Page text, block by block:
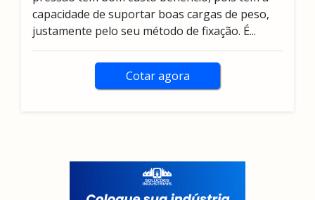
capacidade de suportar boas cargas de peso,
justamente pelo seu método de fixação. É...
Cotar agora